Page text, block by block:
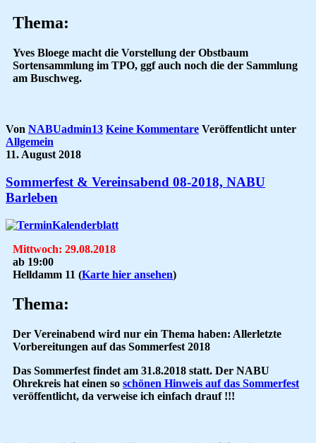
Thema:
Yves Bloege macht die Vorstellung der Obstbaum
Sortensammlung im TPO, ggf auch noch die der Sammlung
am Buschweg.
Von NABUadmin13 Keine Kommentare Veröffentlicht unter
Allgemein
11. August 2018
Sommerfest & Vereinsabend 08-2018, NABU
Barleben
Mittwoch: 29.08.2018
ab 19:00
Helldamm 11 (Karte hier ansehen)
Thema:
Der Vereinabend wird nur ein Thema haben: Allerletzte
Vorbereitungen auf das Sommerfest 2018
Das Sommerfest findet am 31.8.2018 statt. Der NABU
Ohrekreis hat einen so schönen Hinweis auf das Sommerfest
veröffentlicht, da verweise ich einfach drauf !!!